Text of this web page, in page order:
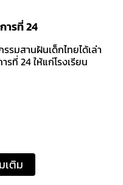
ารที่ 24
รมสานฝันเด็กไทยได้เล่า
รที่ 24 ให้แก่โรงเรียน
เติม